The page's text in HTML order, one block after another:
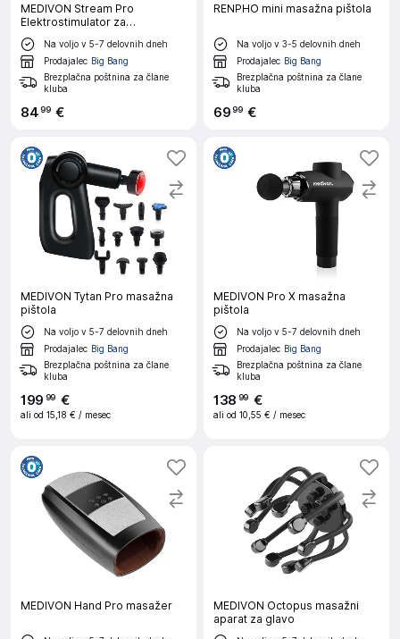
MEDIVON Stream Pro
Elektrostimulator za
rehabilitacijo in masažo
Na voljo v 5-7 delovnih dneh
Prodajalec Big Bang
Brezplačna poštnina za člane
kluba
8499 €
RENPHO mini masažna pištola
Na voljo v 3-5 delovnih dneh
Prodajalec Big Bang
Brezplačna poštnina za člane
kluba
6999 €
MEDIVON Tytan Pro masažna
pištola
Na voljo v 5-7 delovnih dneh
Prodajalec Big Bang
Brezplačna poštnina za člane
kluba
199 99 €
ali od 15,18 € / mesec
MEDIVON Pro X masažna
pištola
Na voljo v 5-7 delovnih dneh
Prodajalec Big Bang
Brezplačna poštnina za člane
kluba
138 99 €
ali od 10,55 € / mesec
MEDIVON Hand Pro masažer
MEDIVON Octopus masažni
aparat za glavo